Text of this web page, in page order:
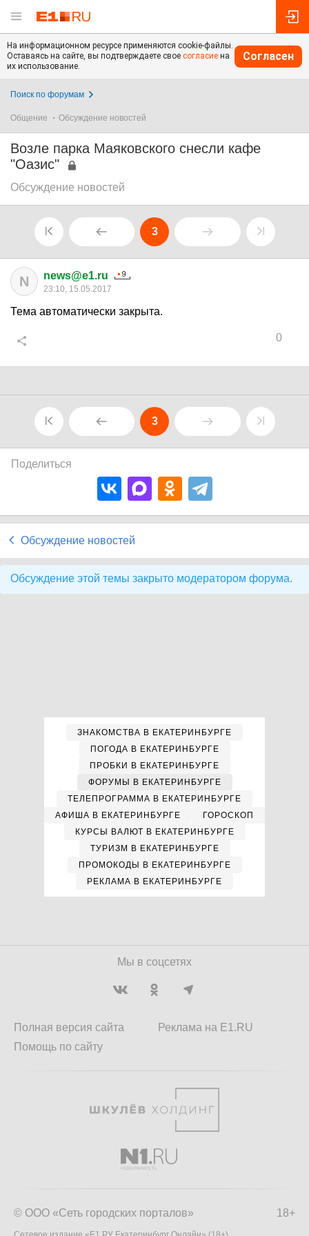
На информационном ресурсе применяются cookie-файлы.
Оставаясь на сайте, вы подтверждаете свое согласие на
их использование.
Согласен
Поиск по форумам
Общение Обсуждение новостей
Возле парка Маяковского снесли кафе
"Оазис"
Обсуждение новостей
3
N news@e1.ru
23:10, 15.05.2017
Тема автоматически закрыта.
0
3
Поделиться
Обсуждение новостей
Обсуждение этой темы закрыто модератором форума.
ЗНАКОМСТВА В ЕКАТЕРИНБУРГЕ
ПОГОДА В ЕКАТЕРИНБУРГЕ
ПРОБКИ В ЕКАТЕРИНБУРГЕ
ФОРУМЫ В ЕКАТЕРИНБУРГЕ
ТЕЛЕПРОГРАММА В ЕКАТЕРИНБУРГЕ
АФИША В ЕКАТЕРИНБУРГЕ
ГОРОСКОП
КУРСЫ ВАЛЮТ В ЕКАТЕРИНБУРГЕ
ТУРИЗМ В ЕКАТЕРИНБУРГЕ
ПРОМОКОДЫ В ЕКАТЕРИНБУРГЕ
РЕКЛАМА В ЕКАТЕРИНБУРГЕ
Мы в соцсетях
Полная версия сайта
Помощь по сайту
Реклама на E1.RU
18+
© ООО «Сеть городских порталов»